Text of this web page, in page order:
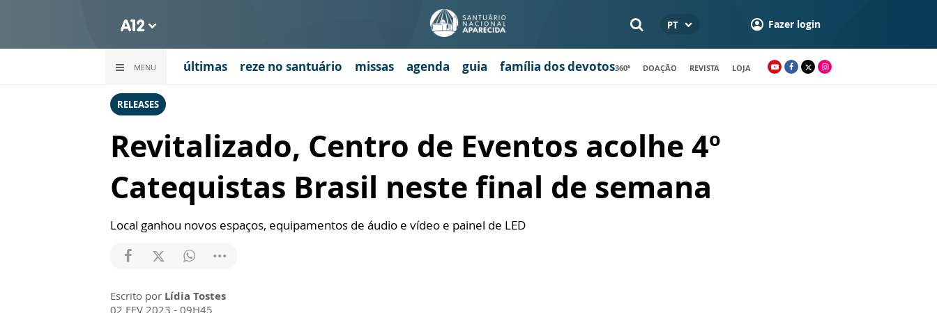
PT Fazer login
MENU últimas reze no santuário missas agenda guia família dos devotos360º DOAÇÃO REVISTA LOJA
RELEASES
Revitalizado, Centro de Eventos acolhe 4º
Catequistas Brasil neste final de semana
Local ganhou novos espaços, equipamentos de áudio e vídeo e painel de LED
Escrito por Lídia Tostes
02 FEV 2023 - 09H45